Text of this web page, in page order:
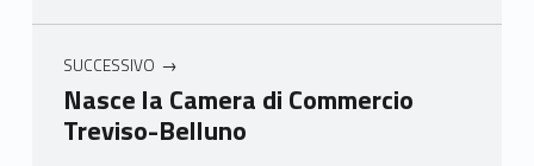
SUCCESSIVO
Nasce la Camera di Commercio
Treviso-Belluno